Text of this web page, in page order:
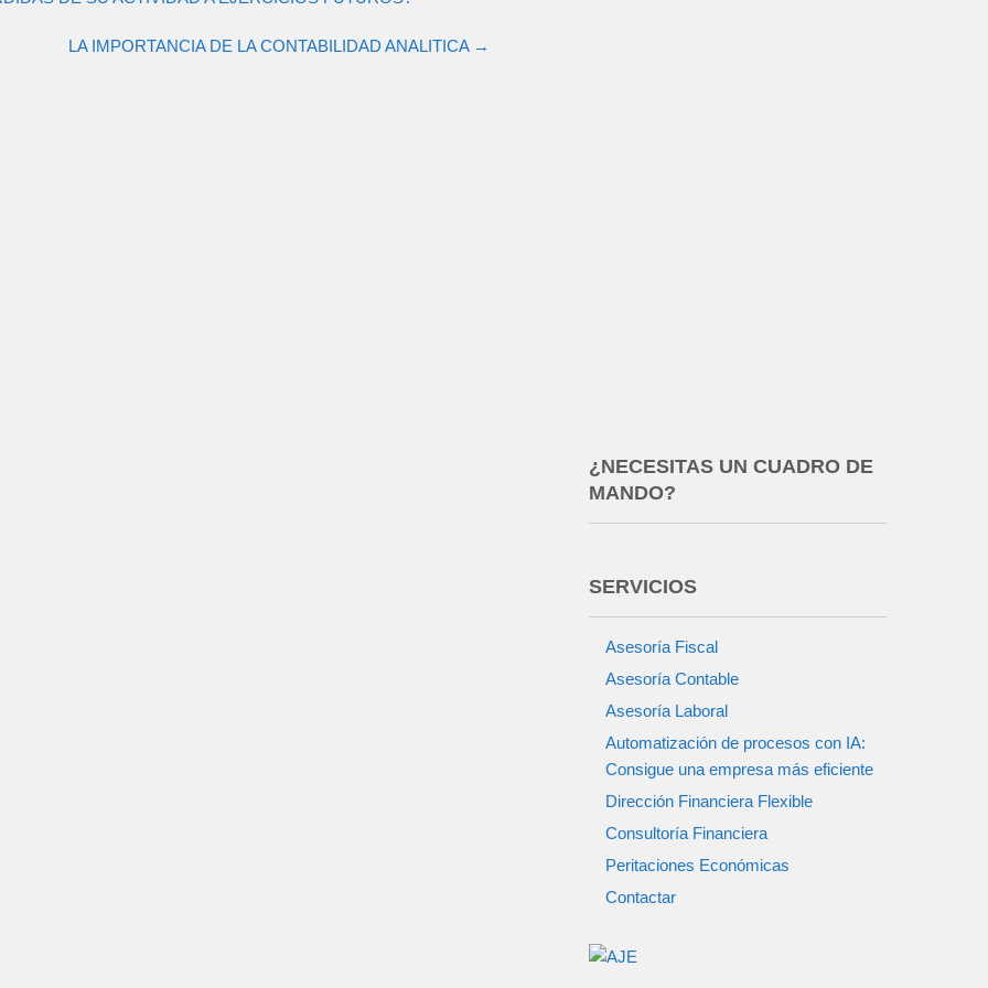
LA IMPORTANCIA DE LA CONTABILIDAD ANALITICA →
¿NECESITAS UN CUADRO DE
MANDO?
SERVICIOS
Asesoría Fiscal
Asesoría Contable
Asesoría Laboral
Automatización de procesos con IA:
Consigue una empresa más eficiente
Dirección Financiera Flexible
Consultoría Financiera
Peritaciones Económicas
Contactar